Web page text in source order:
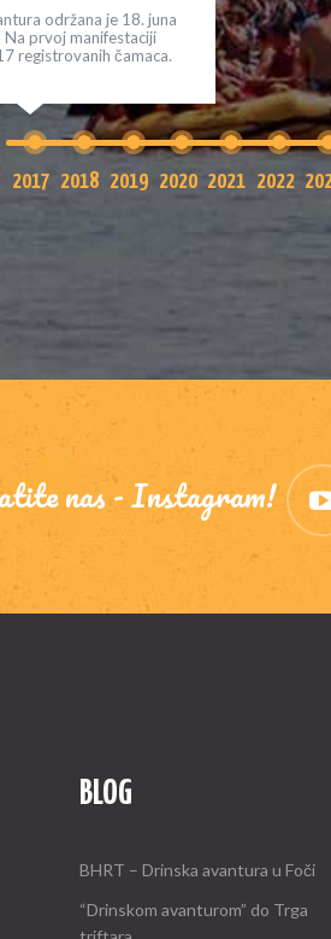
održana je 18. juna
Na prvoj manifestaciji
registrovanih čamaca.
Druga
2018.
2017 2018 2019 2020 2021 2022
nas - Instagram!
BLOG
BHRT – Drinska avantura u Foči
“Drinskom avanturom” do Trga